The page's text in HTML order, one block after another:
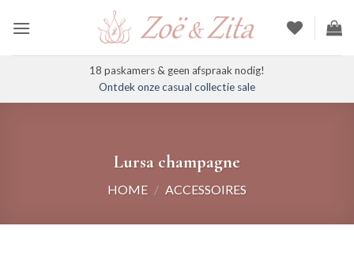
naar
18 paskamers & geen afspraak nodig!
Ontdek onze casual collectie sale
Lursa champagne
HOME / ACCESSOIRES